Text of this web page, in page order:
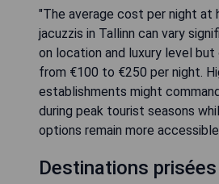
"The average cost per night at
jacuzzis in Tallinn can vary
on location and luxury level but
from €100 to €250 per night.
establishments might
during peak tourist seasons
options remain more
Destinations prisées